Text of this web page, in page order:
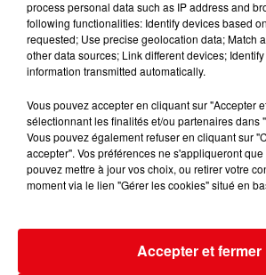
process personal data such as IP address and
following functionalities: Identify devices based
requested; Use precise geolocation data; Match
other data sources; Link different devices;
information transmitted automatically.
Vous pouvez accepter en cliquant sur "Accepter
sélectionnant les finalités et/ou partenaires dans
Vous pouvez également refuser en cliquant sur
accepter". Vos préférences ne s'appliqueront
pouvez mettre à jour vos choix, ou retirer votre
moment via le lien "Gérer les cookies" situé en
Accepter et fermer